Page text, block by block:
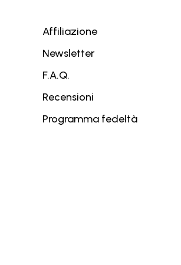
Affiliazione
Newsletter
F.A.Q.
Recensioni
Programma fedeltà